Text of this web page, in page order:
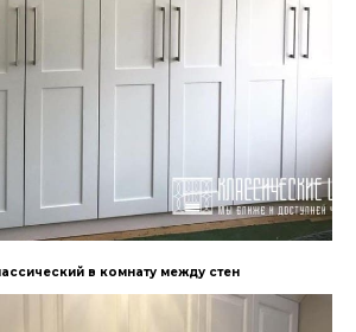
в комнату между стен